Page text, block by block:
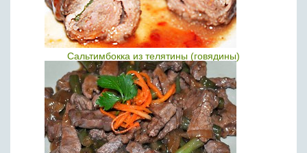
Сальтимбокка из телятины (говядины)